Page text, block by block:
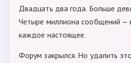
Двадцать два года. Больше
Четыре миллиона сообщений —
каждое настоящее.
Форум закрылся. Но удалить